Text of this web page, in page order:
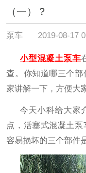
（一）？
泵车 2019-08-17
小型混凝土泵车
查。你知道哪三个
家讲解一下，方便大
今天小科给大家
点，活塞式混凝土
容易损坏的三个部件